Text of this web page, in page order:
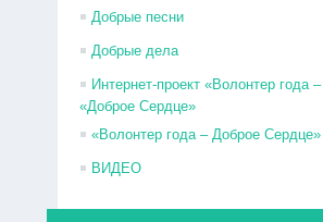
Добрые песни
Добрые дела
Интернет-проект «Волонтер года –
«Доброе Сердце»
«Волонтер года – Доброе Сердце»
ВИДЕО